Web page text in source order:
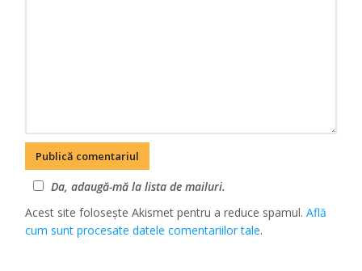
Da, adaugă-mă la lista de mailuri.
Acest site folosește Akismet pentru a reduce spamul.Află
cum sunt procesate datele comentariilor tale.